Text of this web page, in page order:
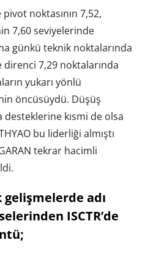
noktasının 7,52,
7,60 seviyelerinde
günkü teknik noktalarında
direnci 7,29 noktalarında
yukarı yönlü
öncüsüydü. Düşüş
desteklerine kısmi de olsa
bu liderliği almıştı
tekrar hacimli
adı
ISCTR’de